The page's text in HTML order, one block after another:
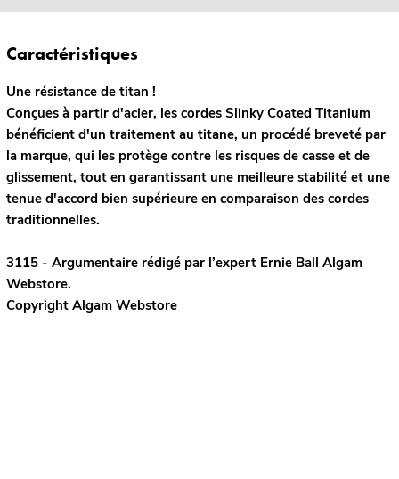
Caractéristiques
Une résistance de titan !
Conçues à partir d'acier, les cordes Slinky Coated Titanium
bénéficient d'un traitement au titane, un procédé breveté par
la marque, qui les protège contre les risques de casse et de
glissement, tout en garantissant une meilleure stabilité et une
tenue d'accord bien supérieure en comparaison des cordes
traditionnelles.
3115 - Argumentaire rédigé par l’expert Ernie Ball Algam
Webstore.
Copyright Algam Webstore